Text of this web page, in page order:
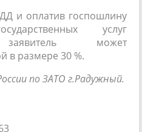
и оплатив госпошлину
услуг
может
в размере 30 %.
по ЗАТО г.Радужный.